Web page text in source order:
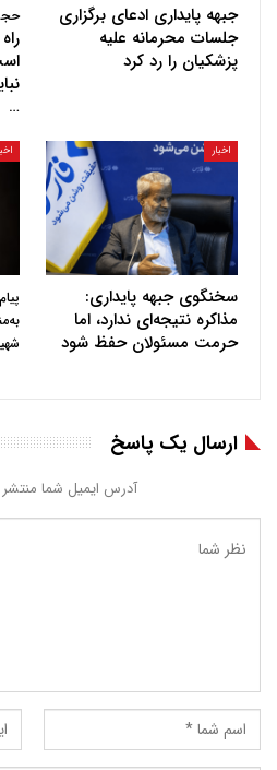
جبهه پایداری ادعای برگزاری
جلسات محرمانه علیه
پزشکیان را رد کرد
…
اخبار
سخنگوی جبهه پایداری:
مذاکره نتیجه‌ای ندارد، اما
حرمت مسئولان حفظ شود
ارسال یک پاسخ
آدرس ایمیل شما